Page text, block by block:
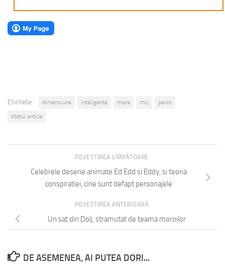
Etichete: dimensiune inteligenta mare mic
penis
statui antice
POVESTIREA URMĂTOARE
Celebrele desene animate Ed Edd si Eddy, si teoria
conspiratiei, cine sunt defapt personajele
POVESTIREA ANTERIOARĂ
Un sat din Dolj, stramutat de teama moroilor
DE ASEMENEA, AI PUTEA DORI...